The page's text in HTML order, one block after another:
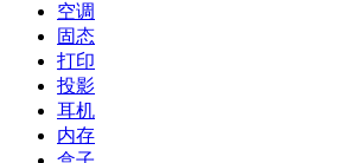
空调
固态
打印
投影
耳机
内存